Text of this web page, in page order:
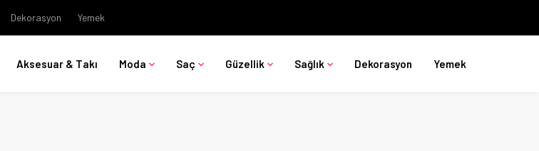
Dekorasyon Yemek
Aksesuar & Takı Moda Saç Güzellik Sağlık Dekorasyon Yemek